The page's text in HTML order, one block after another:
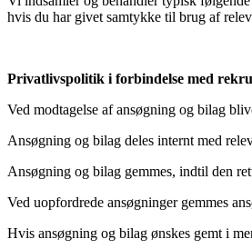
hvis du har givet samtykke til brug af
Privatlivspolitik i forbindelse med
Ved modtagelse af ansøgning og bilag
Ansøgning og bilag deles internt med
Ansøgning og bilag gemmes, indtil den
Ved uopfordrede ansøgninger gemmes
Hvis ansøgning og bilag ønskes gemt i